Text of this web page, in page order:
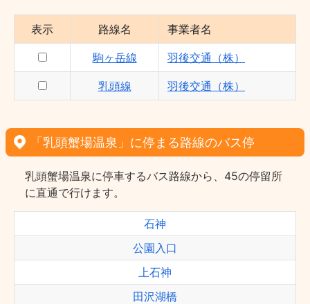
表示 路線名 事業者名
駒ヶ岳線 羽後交通（株）
乳頭線 羽後交通（株）
「乳頭蟹場温泉」に停まる路線のバス停
乳頭蟹場温泉に停車するバス路線から、45の停留所
に直通で行けます。
石神
公園入口
上石神
田沢湖橋